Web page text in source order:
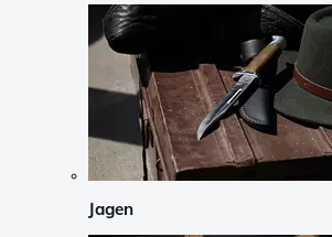
Jagen